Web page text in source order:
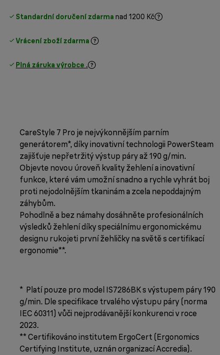
Standardní doručení zdarma nad 1200 Kč
Vrácení zboží zdarma
Plná záruka výrobce .
CareStyle 7 Pro je nejvýkonnějším parním
generátorem*, díky inovativní technologii PowerSteam
zajišťuje nepřetržitý výstup páry až 190 g/min.
Objevte novou úroveň kvality žehlení a inovativní
funkce, které vám umožní snadno a rychle vyhrát boj
proti nejodolnějším tkaninám a zcela nepoddajným
záhybům.
Pohodlně a bez námahy dosáhněte profesionálních
výsledků žehlení díky speciálnímu ergonomickému
designu rukojeti první žehličky na světě s certifikací
ergonomie**.
* Platí pouze pro model IS7286BK s výstupem páry 190
g/min. Dle specifikace trvalého výstupu páry (norma
IEC 60311) vůči nejprodávanější konkurenci v roce
2023.
** Certifikováno institutem ErgoCert (Ergonomics
Certifying Institute, uznán organizací Accredia).